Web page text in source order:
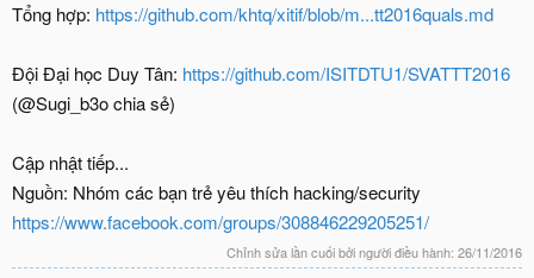
Tổng hợp: https://github.com/khtq/xitif/blob/m...tt2016quals.md
Đội Đại học Duy Tân: https://github.com/ISITDTU1/SVATTT2016
(@Sugi_b3o chia sẻ)
Cập nhật tiếp...
Nguồn: Nhóm các bạn trẻ yêu thích hacking/security
https://www.facebook.com/groups/308846229205251/
Chỉnh sửa lần cuối bởi người điều hành: 26/11/2016